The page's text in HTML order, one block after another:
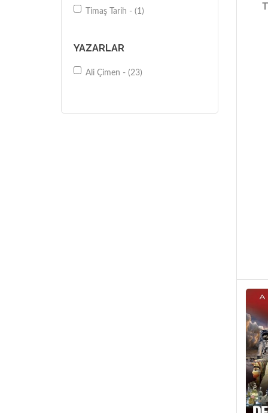
Timaş Tarih - (1)
YAZARLAR
Ali Çimen - (23)